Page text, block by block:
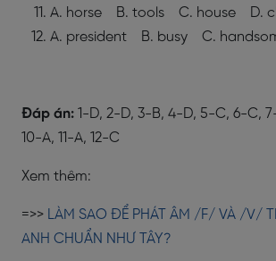
A. horse B. tools C. house D.
A. president B. busy C.
Đáp án: 1-D, 2-D, 3-B, 4-D, 5-C, 6-C,
10-A, 11-A, 12-C
Xem thêm:
=>> LÀM SAO ĐỂ PHÁT ÂM /F/ VÀ /V/
ANH CHUẨN NHƯ TÂY?